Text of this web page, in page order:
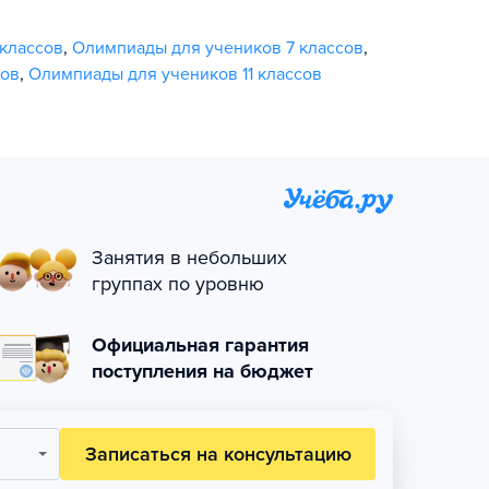
, Олимпиады для учеников 7 классов,
, Олимпиады для учеников 11 классов
Занятия в небольших
группах по уровню
Официальная гарантия
поступления на бюджет
Записаться на консультацию